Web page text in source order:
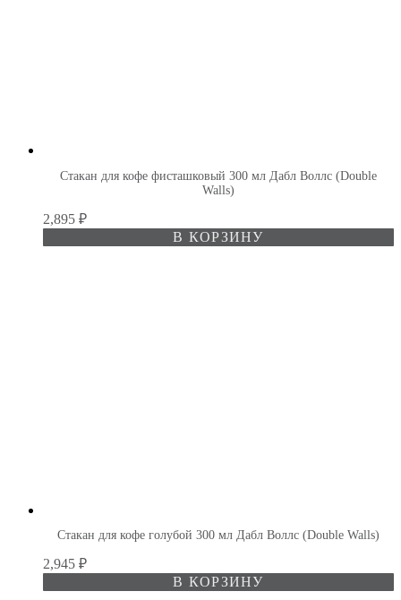
Стакан для кофе фисташковый 300 мл Дабл Воллс (Double
Walls)
2,895 ₽
В КОРЗИНУ
Стакан для кофе голубой 300 мл Дабл Воллс (Double Walls)
2,945 ₽
В КОРЗИНУ